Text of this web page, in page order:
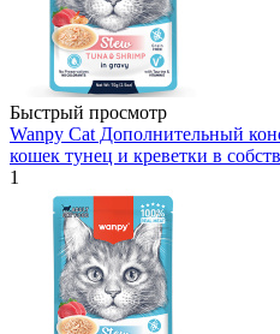
Быстрый просмотр
Wanpy Cat Дополнительный
кошек тунец и креветки в
1